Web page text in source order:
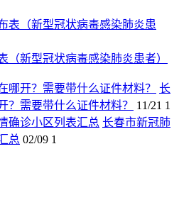
（新型冠状病毒感染肺炎患者）
长
？需要带什么证件材料？
11/21 1
长春市新冠肺
总 02/09 1